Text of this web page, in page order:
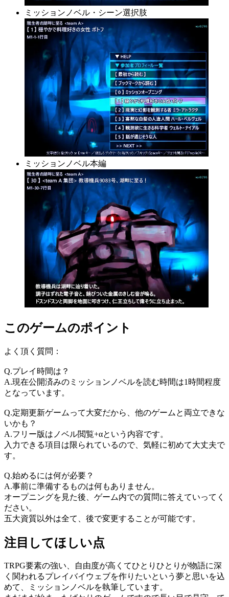
ミッションノベル・シーン選択肢
ミッションノベル本編
このゲームのポイント
よく頂く質問：
Q.プレイ時間は？
A.現在公開済みのミッションノベルを読む時間は1時間程度
となっています。
Q.定期更新ゲームって大変だから、他のゲームと両立できな
いかも？
A.フリー版はノベル閲覧+αという内容です。
入力できる項目は限られているので、気軽に初めて大丈夫で
す。
Q.始めるには何が必要？
A.事前に準備するものは何もありません。
オープニングを見た後、ゲーム内での質問に答えていってく
ださい。
五大資質以外は全て、後で変更することが可能です。
注目してほしい点
TRPG要素の強い、自由度が高くてひとりひとりが物語に深
く関われるプレイバイウェブを作りたいという夢と思いを込
めて、ミッションノベルを執筆しています。